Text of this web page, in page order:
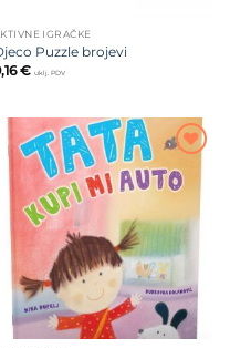
IGRAČKE
Puzzle brojevi
€ uklj. PDV
Dodajte
na listu
želja